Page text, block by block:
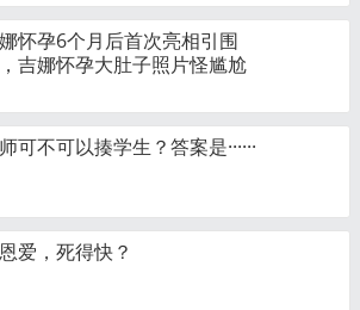
怀孕6个月后首次亮相引围
吉娜怀孕大肚子照片怪尴尬
可不可以揍学生？答案是······
爱，死得快？